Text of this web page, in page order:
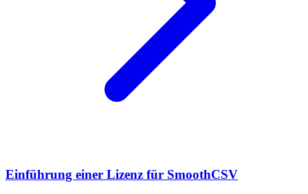
Einführung einer Lizenz für SmoothCSV